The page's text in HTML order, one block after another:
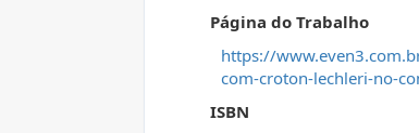
Página do Trabalho
https://
com-croton-lechleri-no-
ISBN